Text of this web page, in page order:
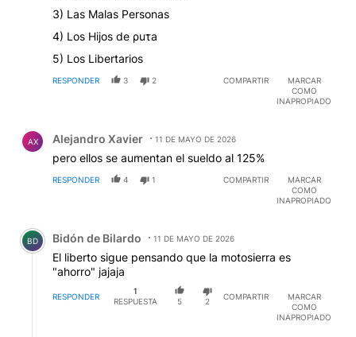
3) Las Malas Personas
4) Los Hijos de ρuτa
5) Los Libertarios
RESPONDER 3 2 COMPARTIR
MARCAR
COMO
INAPROPIADO
AX Alejandro Xavier 11 DE MAYO DE 2026
pero ellos se aumentan el sueldo al 125%
RESPONDER 4 1 COMPARTIR
MARCAR
COMO
INAPROPIADO
Comentario de Bidón de Bilardo.
BD Bidón de Bilardo 11 DE MAYO DE 2026
El liberto sigue pensando que la motosierra es
"ahorro" jajaja
RESPONDER
1
RESPUESTA
5 2
COMPARTIR
MARCAR
COMO
INAPROPIADO